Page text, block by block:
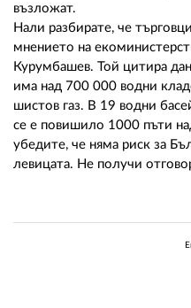
възложат.
Нали разбирате, че
мнението на
Курумбашев. Той цитира
има над 700 000 водни
шистов газ. В 19 водни
се е повишило 1000 пъти
убедите, че няма риск за
левицата. Не получи